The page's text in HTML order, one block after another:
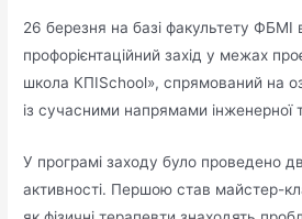
26 березня на базі факультету ФБМІ
профорієнтаційний захід у межах
школа КПІSchool», спрямований на
із сучасними напрямами інженерної
У програмі заходу було проведено
активності. Першою став майстер-